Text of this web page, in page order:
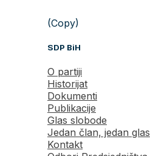
(Copy)
SDP BiH
O partiji
Historijat
Dokumenti
Publikacije
Glas slobode
Jedan član, jedan glas
Kontakt